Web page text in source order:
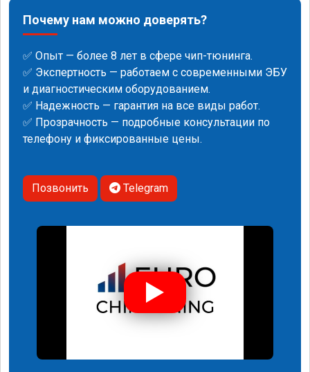
Почему нам можно доверять?
✅ Опыт — более 8 лет в сфере чип-тюнинга.
✅ Экспертность — работаем с современными ЭБУ
и диагностическим оборудованием.
✅ Надежность — гарантия на все виды работ.
✅ Прозрачность — подробные консультации по
телефону и фиксированные цены.
Позвонить Telegram